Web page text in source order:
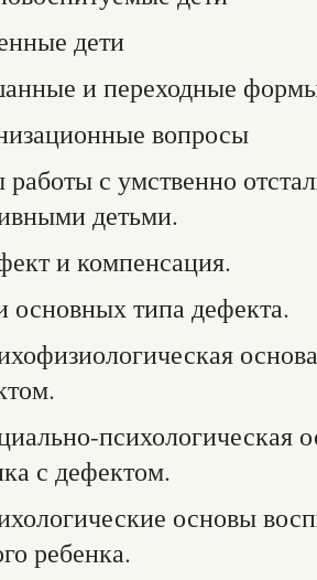
дети
и переходные
вопросы
с умственно
детьми.
и компенсация.
основных типа дефекта.
психологическая
с дефектом.
основы
ребенка.